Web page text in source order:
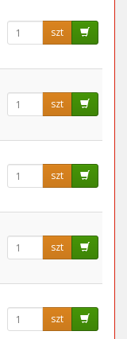
szt
szt
szt
szt
szt